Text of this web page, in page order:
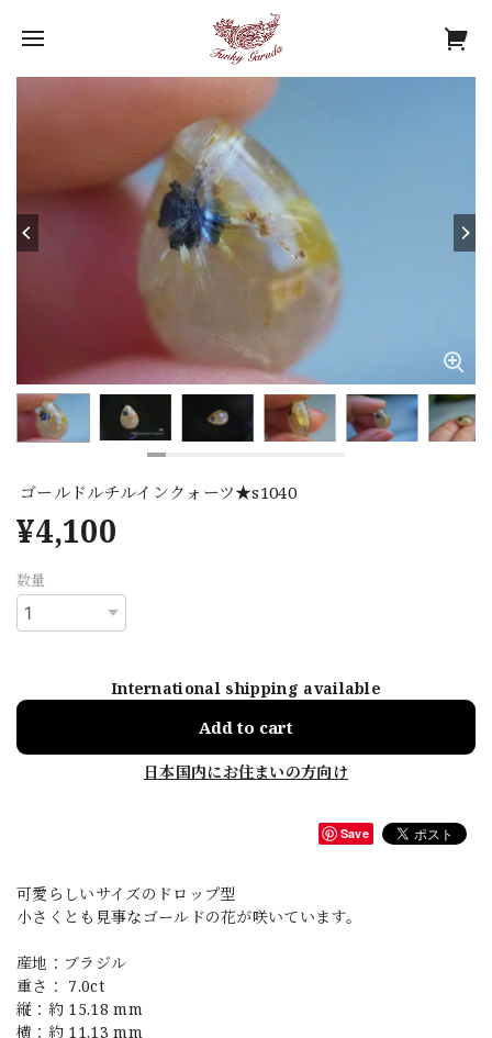
ゴールドルチルインクォーツ★s1040
¥4,100
数量
International shipping available
Add to cart
日本国内にお住まいの方向け
Save
可愛らしいサイズのドロップ型
小さくとも見事なゴールドの花が咲いています。
産地：ブラジル
重さ： 7.0ct
縦：約 15.18 mm
横：約 11.13 mm